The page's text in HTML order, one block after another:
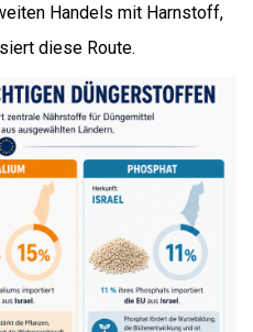
Handels mit Harnstoff,
diese Route.